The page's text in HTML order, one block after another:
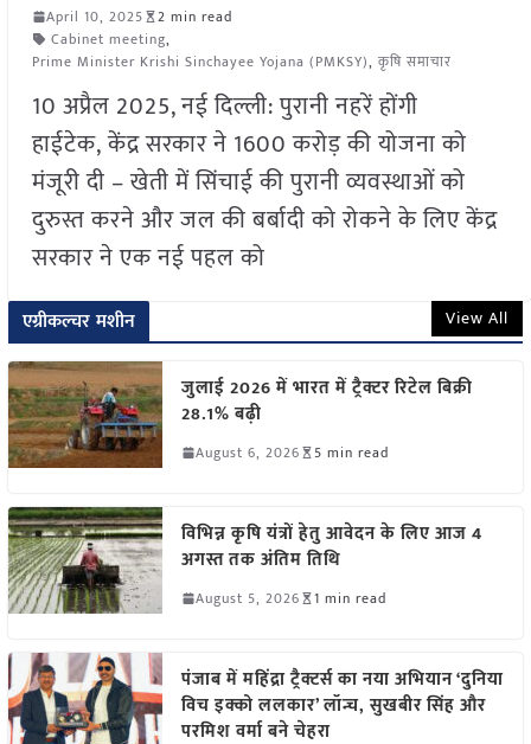
April 10, 2025
2 min read
Cabinet meeting,
Prime Minister Krishi Sinchayee Yojana (PMKSY), कृषि समाचार
10 अप्रैल 2025, नई दिल्ली: पुरानी नहरें होंगी
हाईटेक, केंद्र सरकार ने 1600 करोड़ की योजना को
मंजूरी दी – खेती में सिंचाई की पुरानी व्यवस्थाओं को
दुरुस्त करने और जल की बर्बादी को रोकने के लिए केंद्र
सरकार ने एक नई पहल को
एग्रीकल्चर मशीन View All
जुलाई 2026 में भारत में ट्रैक्टर रिटेल बिक्री
28.1% बढ़ी
August 6, 2026 5 min read
विभिन्न कृषि यंत्रों हेतु आवेदन के लिए आज 4
अगस्त तक अंतिम तिथि
August 5, 2026 1 min read
पंजाब में महिंद्रा ट्रैक्टर्स का नया अभियान ‘दुनिया
विच इक्को ललकार’ लॉन्च, सुखबीर सिंह और
परमिश वर्मा बने चेहरा